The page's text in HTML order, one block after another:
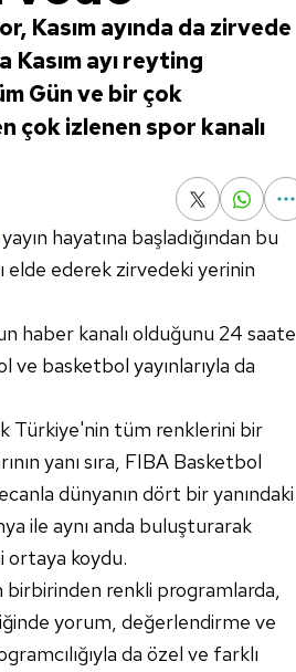
Kasım ayında da zirvede
Kasım ayı reyting
Gün ve bir çok
çok izlenen spor kanalı
hayatına başladığından bu
elde ederek zirvedeki yerinin
haber kanalı olduğunu 24 saate
ve basketbol yayınlarıyla da
Türkiye'nin tüm renklerini bir
yanı sıra, FIBA Basketbol
dünyanın dört bir yanındaki
ile aynı anda buluşturarak
ortaya koydu.
birbirinden renkli programlarda,
yorum, değerlendirme ve
da özel ve farklı